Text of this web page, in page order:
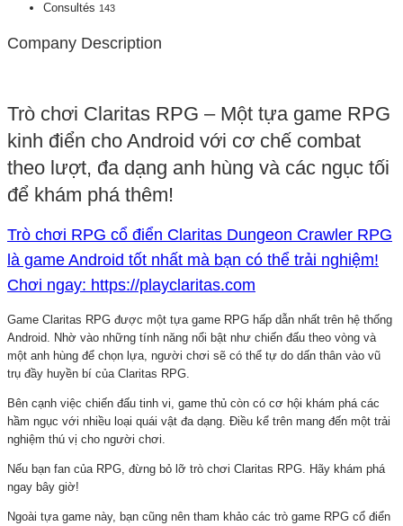
Consultés 143
Company Description
Trò chơi Claritas RPG – Một tựa game RPG
kinh điển cho Android với cơ chế combat
theo lượt, đa dạng anh hùng và các ngục tối
để khám phá thêm!
Trò chơi RPG cổ điển Claritas Dungeon Crawler RPG
là game Android tốt nhất mà bạn có thể trải nghiệm!
Chơi ngay: https://playclaritas.com
Game Claritas RPG được một tựa game RPG hấp dẫn nhất trên hệ thống
Android. Nhờ vào những tính năng nổi bật như chiến đấu theo vòng và
một anh hùng để chọn lựa, người chơi sẽ có thể tự do dấn thân vào vũ
trụ đầy huyền bí của Claritas RPG.
Bên cạnh việc chiến đấu tinh vi, game thủ còn có cơ hội khám phá các
hầm ngục với nhiều loại quái vật đa dạng. Điều kể trên mang đến một trải
nghiệm thú vị cho người chơi.
Nếu bạn fan của RPG, đừng bỏ lỡ trò chơi Claritas RPG. Hãy khám phá
ngay bây giờ!
Ngoài tựa game này, bạn cũng nên tham khảo các trò game RPG cổ điển